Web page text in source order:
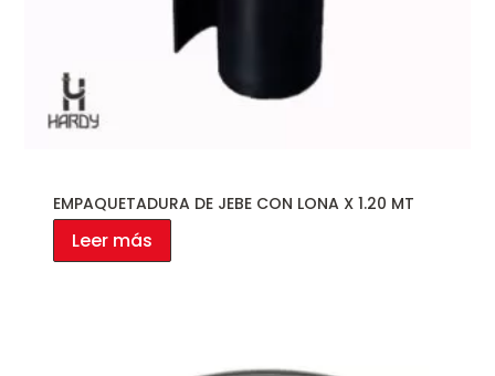
EMPAQUETADURA DE JEBE CON LONA X 1.20 MT
Leer más